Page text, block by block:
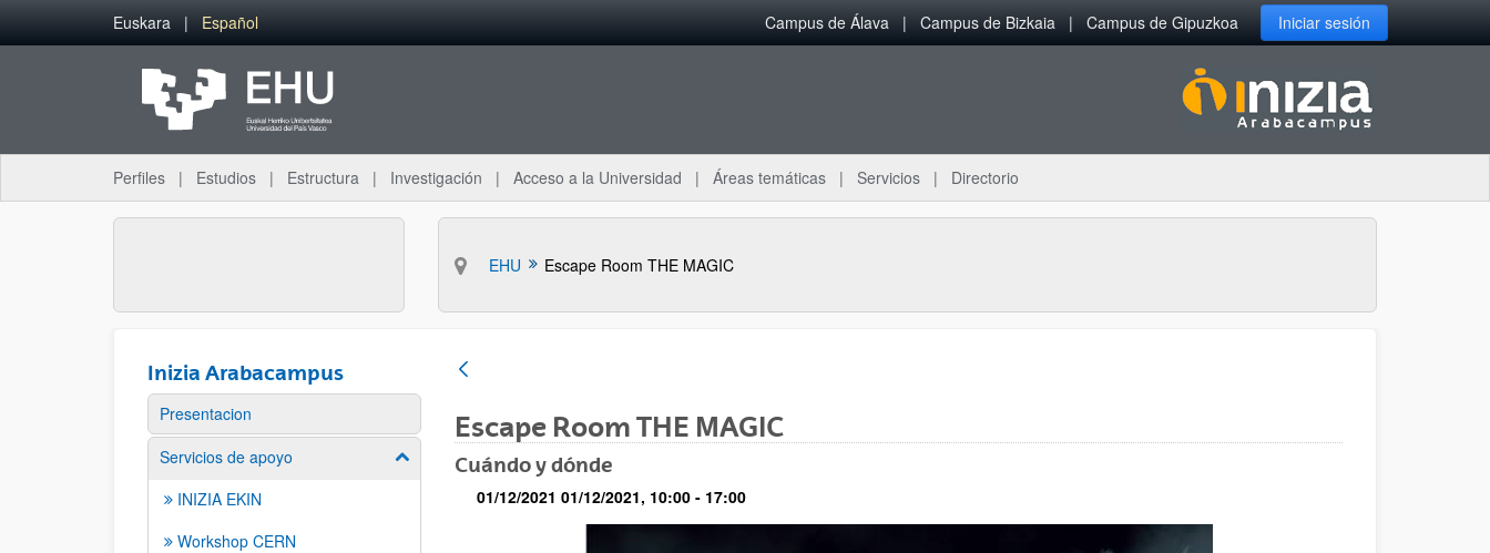
Saltar al contenido principal
Euskara Español Campus de Álava Campus de Bizkaia Campus de Gipuzkoa Iniciar sesión
Perfiles Estudios Estructura Investigación Acceso a la Universidad Áreas temáticas Servicios Directorio
EHU Escape Room THE MAGIC
Inizia Arabacampus
Presentacion
Servicios de apoyo
Mostrar/ocultar subpáginas
INIZIA EKIN
Workshop CERN
Escape Room THE MAGIC
Cuándo y dónde
01/12/2021 01/12/2021, 10:00 - 17:00